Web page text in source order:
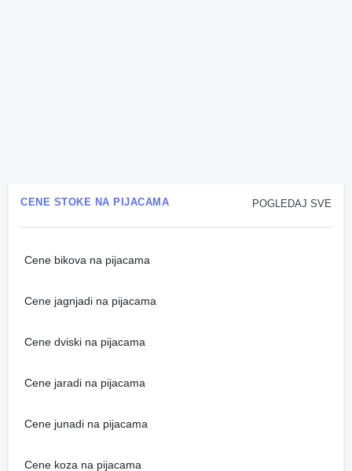
POGLEDAJ SVE
CENE STOKE NA PIJACAMA
Cene bikova na pijacama
Cene jagnjadi na pijacama
Cene dviski na pijacama
Cene jaradi na pijacama
Cene junadi na pijacama
Cene koza na pijacama